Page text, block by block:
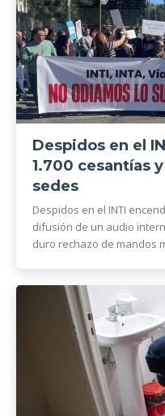
Despidos en el
1.700 cesantías
sedes
Despidos en el INTI
difusión de un audio
duro rechazo de mandos